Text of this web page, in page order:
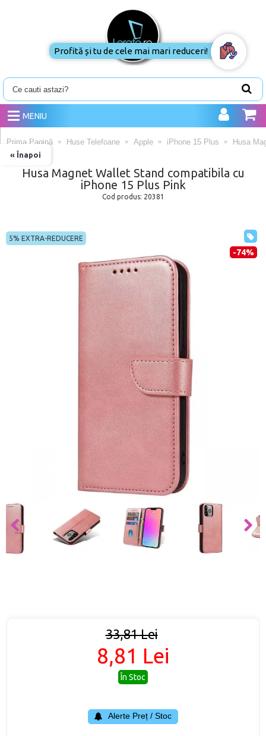
MENIU
« Înapoi
Prima Pagină Huse Telefoane Apple iPhone 15 Plus Husa
Husa Magnet Wallet Stand compatibila cu
iPhone 15 Plus Pink
Cod produs: 20381
-74%
5% EXTRA-REDUCERE
33,81 Lei
8,81 Lei
În Stoc
Alerte Preț / Stoc
Profită și tu de cele mai mari reduceri!